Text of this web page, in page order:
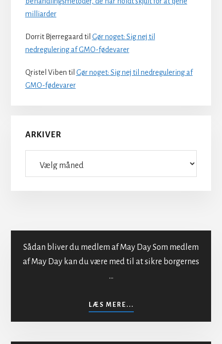
milliarder
Dorrit Bjerregaard til Gør noget: Sig nej til
nedregulering af GMO-fødevarer
Qristel Viben til Gør noget: Sig nej til nedregulering af
GMO-fødevarer
ARKIVER
Sådan bliver du medlem af May Day Som medlem
af May Day kan du være med til at sikre borgernes
…
LÆS MERE...
INDMELDELSE